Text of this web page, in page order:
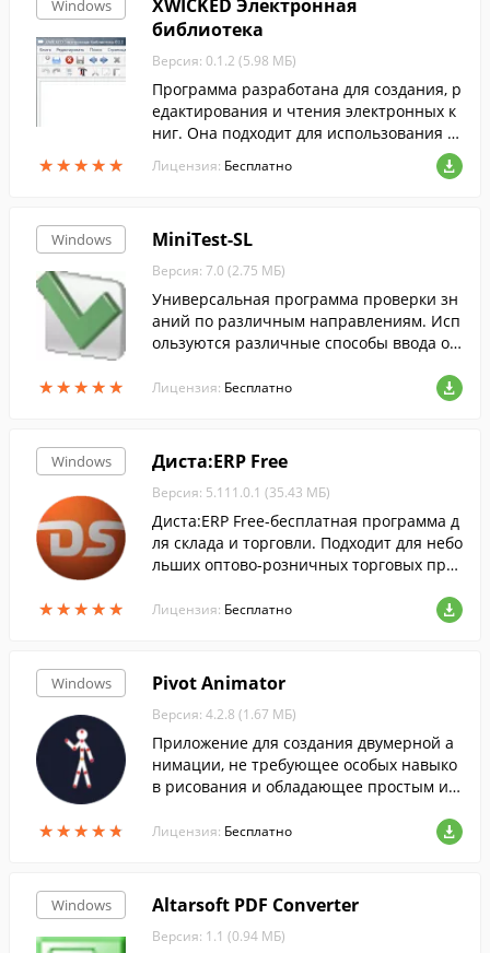
ами из файлов.
Windows
★★★★★
★★★★★
XWICKED Электронная
библиотека
Версия: 0.1.2 (5.98 МБ)
Программа разработана для создания, р
едактирования и чтения электронных к
ниг. Она подходит для использования д
ля работы с большим количеством доку
ментов с несложным содержанием.
Лицензия: Бесплатно
Windows
★★★★★
★★★★★
MiniTest-SL
Версия: 7.0 (2.75 МБ)
Универсальная программа проверки зн
аний по различным направлениям. Исп
ользуются различные способы ввода от
атов тестирования по заданным шаблон
Лицензия: Бесплатно
Windows
★★★★★
★★★★★
Диста:ERP Free
Версия: 5.111.0.1 (35.43 МБ)
Диста:ERP Free-бесплатная программа д
ля склада и торговли. Подходит для небо
льших оптово-розничных торговых пре
ерах деятельности, в том числе в сфере
Лицензия: Бесплатно
Windows
★★★★★
★★★★★
Pivot Animator
Версия: 4.2.8 (1.67 МБ)
Приложение для создания двумерной а
нимации, не требующее особых навыко
в рисования и обладающее простым и п
Лицензия: Бесплатно
Windows Altarsoft PDF Converter
Версия: 1.1 (0.94 МБ)